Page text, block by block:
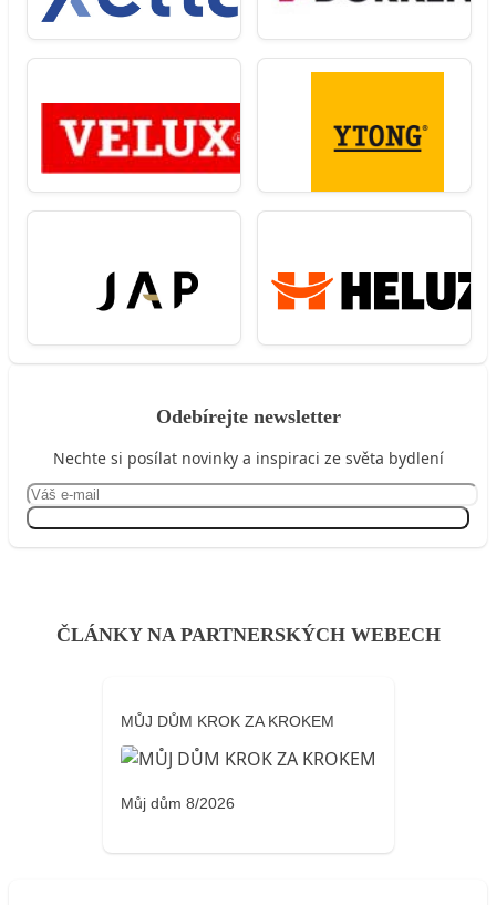
Odebírejte newsletter
Nechte si posílat novinky a inspiraci ze světa bydlení
ČLÁNKY NA PARTNERSKÝCH WEBECH
MŮJ DŮM KROK ZA KROKEM
Můj dům 8/2026